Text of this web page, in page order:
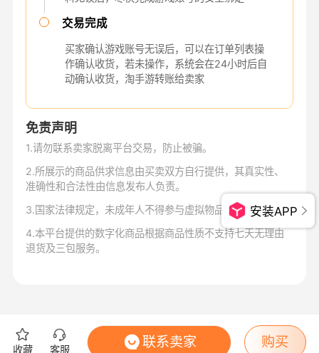
交易完成
买家确认游戏账号无误后，可以在订单列表操
作确认收货，若未操作，系统会在24小时后自
动确认收货，淘手游转账给卖家
免责声明
1.请勿联系卖家脱离平台交易，防止被骗。
2.所展示的商品供求信息由买卖双方自行提供，其真实性、
准确性和合法性由信息发布人负责。
3.国家法律规定，未成年人不得参与虚拟物品交易。
4.本平台提供的数字化商品根据商品性质不支持七天无理由
退货及三包服务。
收藏 客服
联系卖家 购买
安装APP